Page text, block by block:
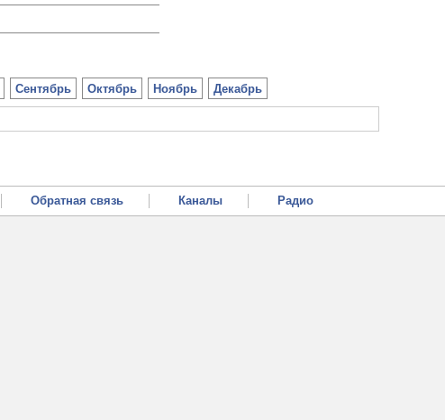
Сентябрь Октябрь Ноябрь Декабрь
Обратная связь Каналы Радио